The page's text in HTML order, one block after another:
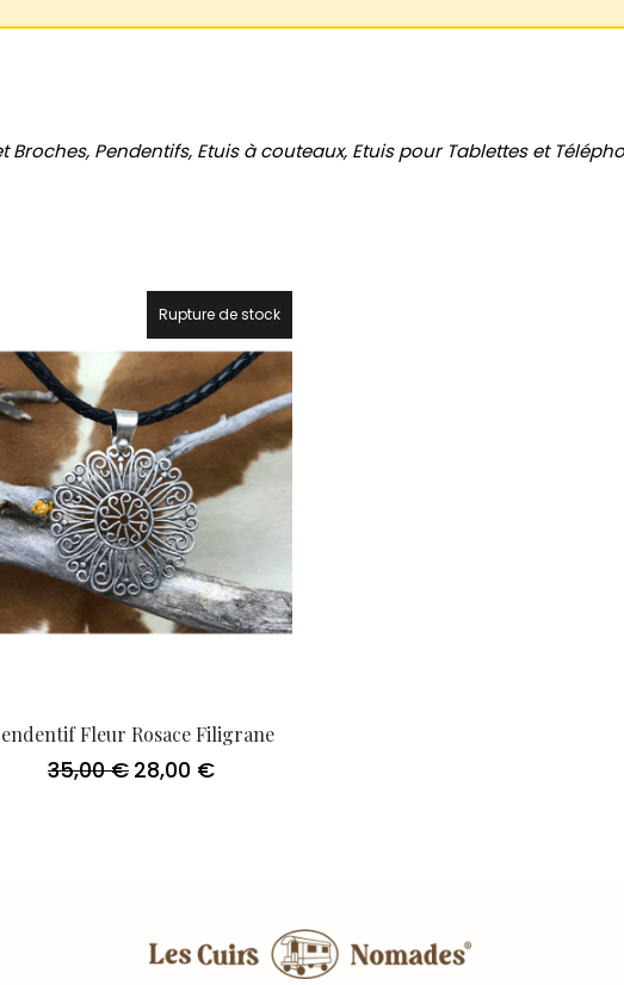
Broches, Pendentifs, Etuis à couteaux, Etuis pour Tablettes et
20%
Rupture de stock
Fleur Rosace Filigrane
35,00€ Le
28,00 €Le